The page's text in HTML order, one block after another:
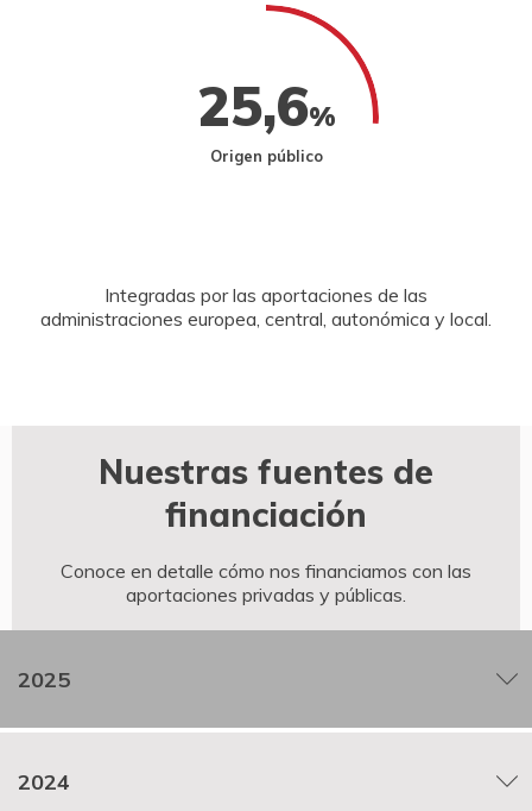
25,6%
Origen público
Integradas por las aportaciones de las
administraciones europea, central, autonómica y local.
Nuestras fuentes de
financiación
Conoce en detalle cómo nos financiamos con las
aportaciones privadas y públicas.
2025
2024